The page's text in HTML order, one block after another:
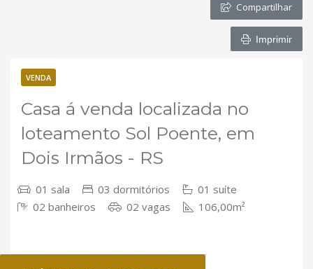
Compartilhar
Imprimir
VENDA
Casa á venda localizada no
loteamento Sol Poente, em
Dois Irmãos - RS
01 sala 03 dormitórios
01 suíte
02 banheiros
02 vagas 106,00m²